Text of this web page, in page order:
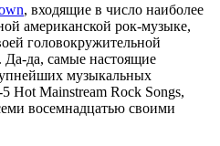
, входящие в число наиболее
американской рок-музыке,
головокружительной
Да-да, самые настоящие
музыкальных
Hot Mainstream Rock Songs,
восемнадцатью своими